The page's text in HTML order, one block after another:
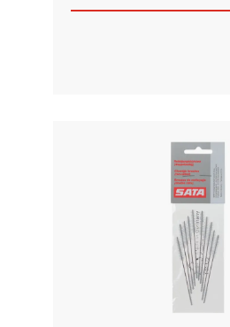
Prozesse präzise zu
ermöglicht
Niveau – mit bisher
Alarm bei
Fließdruckanzeige des
Einstellungen für Druck
Umschaltbar zwischen bar/psi
digitale Dashboard:Mit dem
die wichtigsten Parameter
gespeichert und analysiert
QR-Code, der auf dem
lassen sich die Daten an
Dashboard auf PC oder
Dieses digitale